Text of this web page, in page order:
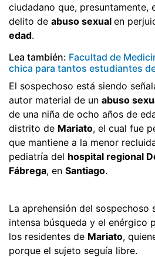
ciudadano que, presuntamente,
delito de abuso sexual en
edad.
Lea también: Facultad de
chica para tantos estudiantes
El sospechoso está siendo
autor material de un abuso
de una niña de ocho años de
distrito de Mariato, el cual fue
que mantiene a la menor
pediatría del hospital regional
Fábrega, en Santiago.
La aprehensión del sospechoso
intensa búsqueda y el enérgico
los residentes de Mariato,
porque el sujeto seguía libre.